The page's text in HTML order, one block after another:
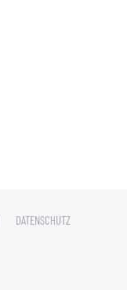
DATENSCHUTZ